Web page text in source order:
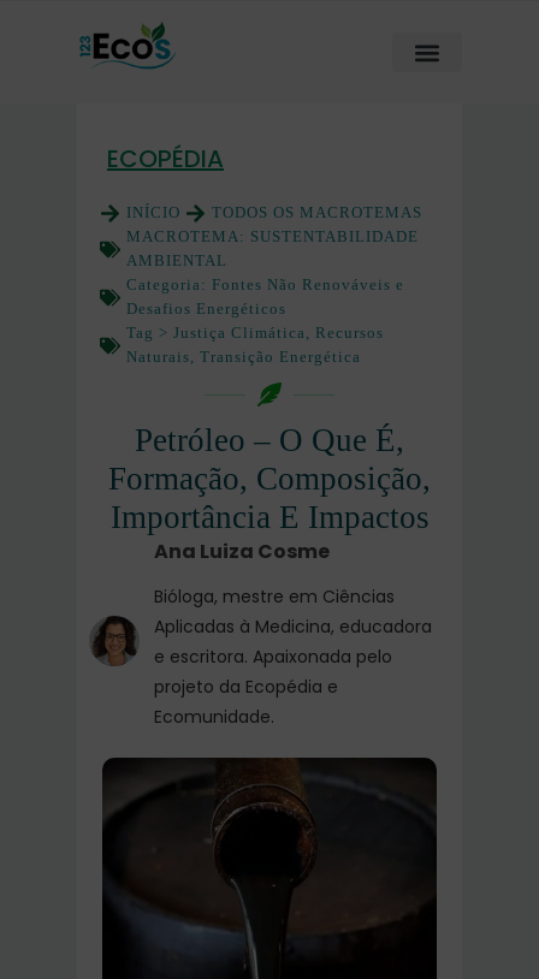
ECOPÉDIA
INÍCIO
TODOS OS MACROTEMAS
MACROTEMA: SUSTENTABILIDADE
AMBIENTAL
Categoria: Fontes Não Renováveis e
Desafios Energéticos
Tag > Justiça Climática , Recursos
Naturais, Transição Energética
Petróleo – O Que É,
Formação, Composição,
Importância E Impactos
Ana Luiza Cosme
Bióloga, mestre em Ciências
Aplicadas à Medicina, educadora
e escritora. Apaixonada pelo
projeto da Ecopédia e
Ecomunidade.